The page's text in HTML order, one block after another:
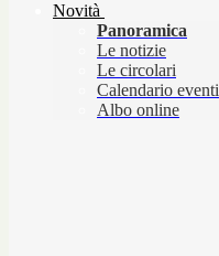
Novità
Panoramica
Le notizie
Le circolari
Calendario eventi
Albo online